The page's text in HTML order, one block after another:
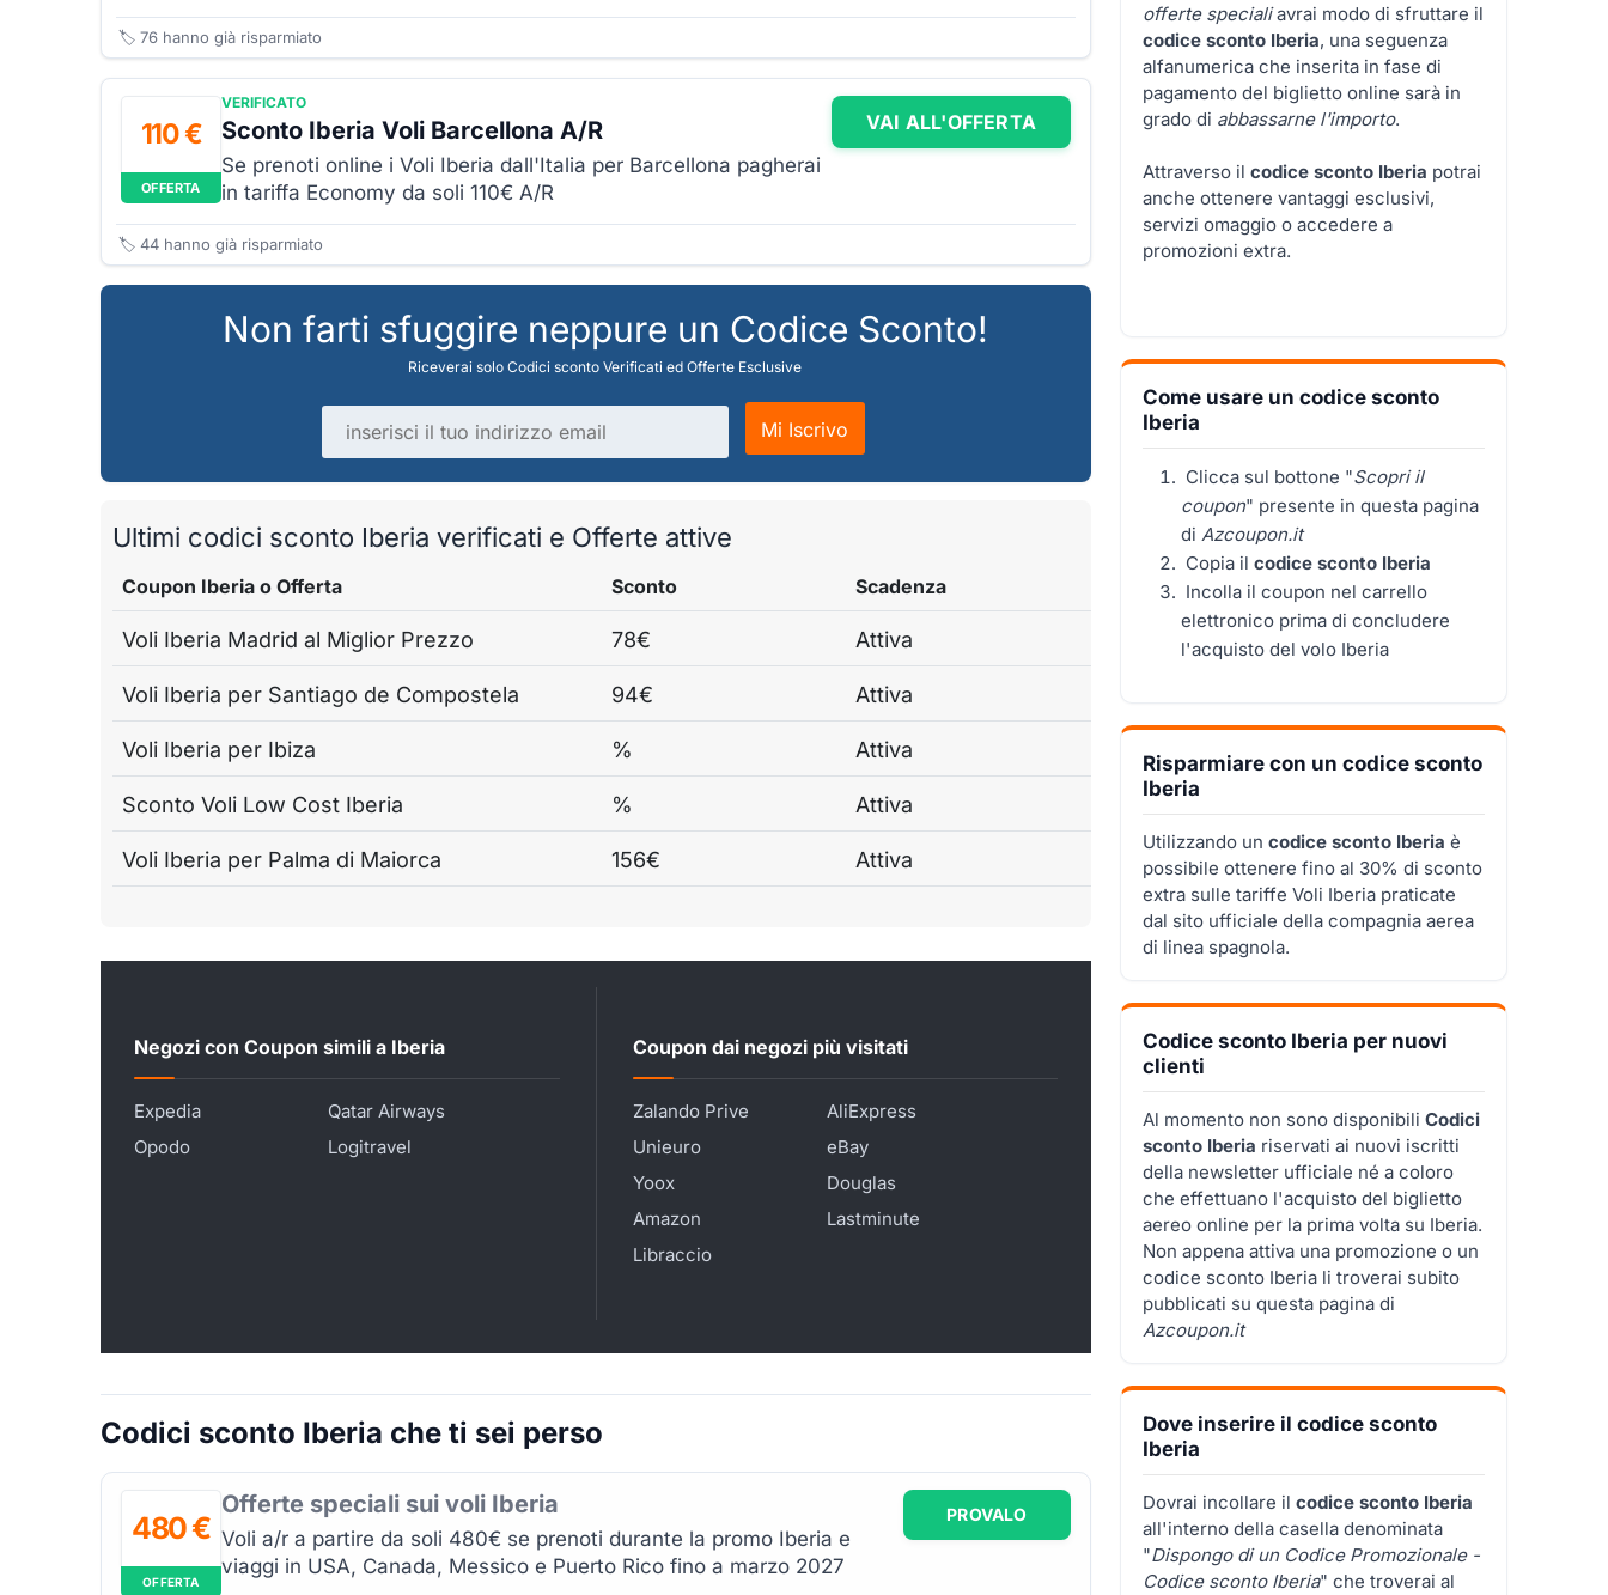
🏷️ 76 hanno già risparmiato
110 €
OFFERTA
VERIFICATO
Sconto Iberia Voli Barcellona A/R
Se prenoti online i Voli Iberia dall'Italia per Barcellona pagherai
in tariffa Economy da soli 110€ A/R
VAI ALL'OFFERTA
🏷️ 44 hanno già risparmiato
Non farti sfuggire neppure un Codice Sconto!
Riceverai solo Codici sconto Verificati ed Offerte Esclusive
Indirizzo email
Mi Iscrivo
Ultimi codici sconto Iberia verificati e Offerte attive
Coupon Iberia o Offerta Sconto Scadenza
Voli Iberia Madrid al Miglior Prezzo 78€ Attiva
Voli Iberia per Santiago de Compostela 94€ Attiva
Voli Iberia per Ibiza % Attiva
Sconto Voli Low Cost Iberia % Attiva
Voli Iberia per Palma di Maiorca 156€ Attiva
Negozi con Coupon simili a Iberia
Expedia
Qatar Airways
Opodo
Logitravel
Coupon dai negozi più visitati
Zalando Prive
AliExpress
Unieuro
eBay
Yoox
Douglas
Amazon
Lastminute
Libraccio
Codici sconto Iberia che ti sei perso
480 €
OFFERTA
Offerte speciali sui voli Iberia
Voli a/r a partire da soli 480€ se prenoti durante la promo Iberia e
viaggi in USA, Canada, Messico e Puerto Rico fino a marzo 2027
PROVALO
offerte specialiavrai modo di sfruttare il
codice sconto Iberia, una seguenza
alfanumerica che inserita in fase di
pagamento del biglietto online sarà in
grado di abbassarne l'importo.
Attraverso il codice sconto Iberia potrai
anche ottenere vantaggi esclusivi,
servizi omaggio o accedere a
promozioni extra.
Come usare un codice sconto
Iberia
Clicca sul bottone "Scopri il
coupon" presente in questa pagina
di Azcoupon.it
Copia il codice sconto Iberia
Incolla il coupon nel carrello
elettronico prima di concludere
l'acquisto del volo Iberia
Risparmiare con un codice sconto
Iberia
Utilizzando un codice sconto Iberia è
possibile ottenere fino al 30% di sconto
extra sulle tariffe Voli Iberia praticate
dal sito ufficiale della compagnia aerea
di linea spagnola.
Codice sconto Iberia per nuovi
clienti
Al momento non sono disponibili Codici
sconto Iberia riservati ai nuovi iscritti
della newsletter ufficiale né a coloro
che effettuano l'acquisto del biglietto
aereo online per la prima volta su Iberia.
Non appena attiva una promozione o un
codice sconto Iberia li troverai subito
pubblicati su questa pagina di
Azcoupon.it
Dove inserire il codice sconto
Iberia
Dovrai incollare il codice sconto Iberia
all'interno della casella denominata
"Dispongo di un Codice Promozionale -
Codice sconto Iberia" che troverai al